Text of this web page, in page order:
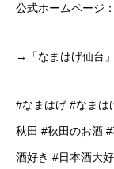
公式ホームページ：
→「なまはげ仙台
#なまはげ #なまは
秋田 #秋田のお酒
酒好き #日本酒大